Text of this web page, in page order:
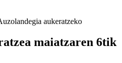
aukeratzeko
maiatzaren 6tik